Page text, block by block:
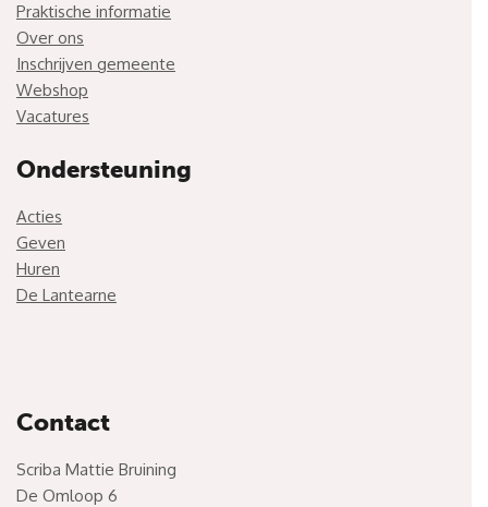
Praktische informatie
Over ons
Inschrijven gemeente
Webshop
Vacatures
Ondersteuning
Acties
Geven
Huren
De Lantearne
Contact
Scriba Mattie Bruining
De Omloop 6